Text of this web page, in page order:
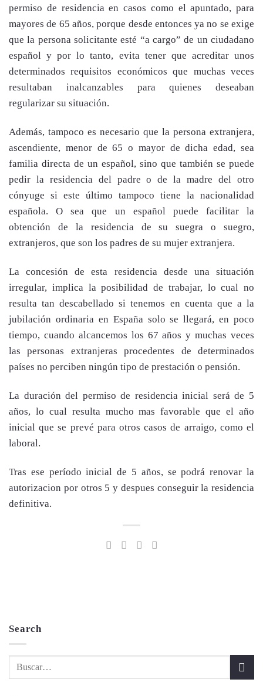
permiso de residencia en casos como el apuntado, para
mayores de 65 años, porque desde entonces ya no se exige
que la persona solicitante esté “a cargo” de un ciudadano
español y por lo tanto, evita tener que acreditar unos
determinados requisitos económicos que muchas veces
resultaban inalcanzables para quienes deseaban
regularizar su situación.
Además, tampoco es necesario que la persona extranjera,
ascendiente, menor de 65 o mayor de dicha edad, sea
familia directa de un español, sino que también se puede
pedir la residencia del padre o de la madre del otro
cónyuge si este último tampoco tiene la nacionalidad
española. O sea que un español puede facilitar la
obtención de la residencia de su suegra o suegro,
extranjeros, que son los padres de su mujer extranjera.
La concesión de esta residencia desde una situación
irregular, implica la posibilidad de trabajar, lo cual no
resulta tan descabellado si tenemos en cuenta que a la
jubilación ordinaria en España solo se llegará, en poco
tiempo, cuando alcancemos los 67 años y muchas veces
las personas extranjeras procedentes de determinados
países no perciben ningún tipo de prestación o pensión.
La duración del permiso de residencia inicial será de 5
años, lo cual resulta mucho mas favorable que el año
inicial que se prevé para otros casos de arraigo, como el
laboral.
Tras ese período inicial de 5 años, se podrá renovar la
autorizacion por otros 5 y despues conseguir la residencia
definitiva.
Search